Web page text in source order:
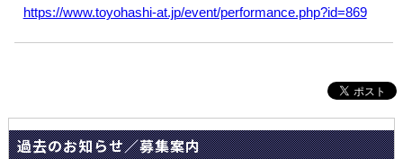
https://www.toyohashi-at.jp/event/performance.php?id=869
過去のお知らせ／募集案内